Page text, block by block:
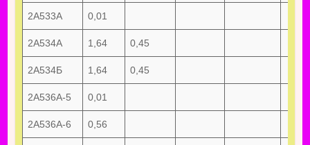
2А533А 0,01
2А534А 1,64 0,45
2А534Б 1,64 0,45
2А536А-5 0,01
2А536А-6 0,56